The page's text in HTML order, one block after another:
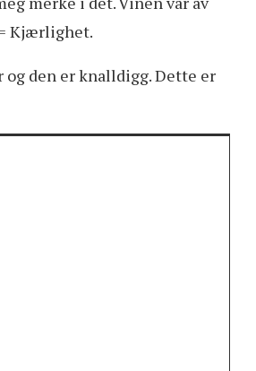
Kjærlighet.
og den er knalldigg. Dette er